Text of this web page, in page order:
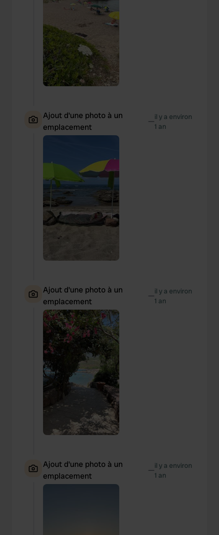
Ajout d'une photo à un
emplacement
—il y a environ
1 an
Ajout d'une photo à un
emplacement
—il y a environ
1 an
Ajout d'une photo à un
emplacement
—il y a environ
1 an